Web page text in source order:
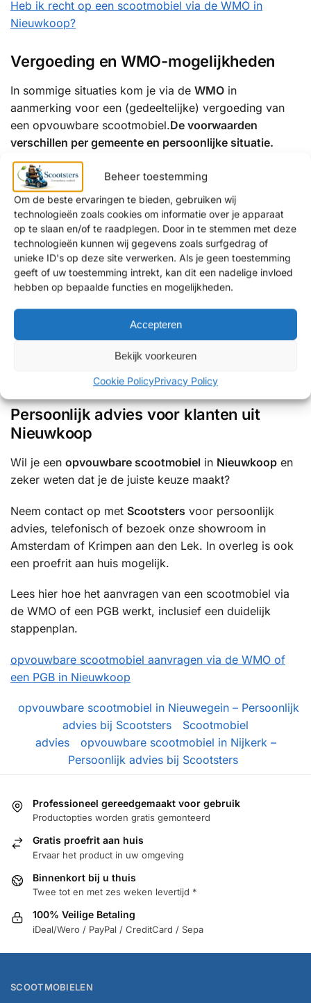
Beheer toestemming
Om de beste ervaringen te bieden, gebruiken wij
technologieën zoals cookies om informatie over je apparaat
op te slaan en/of te raadplegen. Door in te stemmen met deze
technologieën kunnen wij gegevens zoals surfgedrag of
unieke ID's op deze site verwerken. Als je geen toestemming
geeft of uw toestemming intrekt, kan dit een nadelige invloed
hebben op bepaalde functies en mogelijkheden.
Accepteren
Bekijk voorkeuren
Cookie PolicyPrivacy Policy
Heb ik recht op een scootmobiel via de WMO in
Nieuwkoop?
Vergoeding en WMO-mogelijkheden
In sommige situaties kom je via de WMO in
aanmerking voor een (gedeeltelijke) vergoeding van
een opvouwbare scootmobiel.De voorwaarden
verschillen per gemeente en persoonlijke situatie.
Wij informeren je graag over:
de mogelijkheden binnen de WMO
een eventuele eigen bijdrage
alternatieven als je aanvraag wordt afgewezen
Waarom kiezen klanten uit Nieuwkoop
voor Scootsters?
✔ Persoonlijk en eerlijk advies
✔ Showrooms met uitgebreide proefritmogelijkheden
✔ Uitgebreide ervaring met mobiliteitsoplossingen
✔ Betrouwbare service en uitstekende ondersteuning
Persoonlijk advies voor klanten uit
Nieuwkoop
Wil je een opvouwbare scootmobiel in Nieuwkoop en
zeker weten dat je de juiste keuze maakt?
Neem contact op met Scootsters voor persoonlijk
advies, telefonisch of bezoek onze showroom in
Amsterdam of Krimpen aan den Lek. In overleg is ook
een proefrit aan huis mogelijk.
Lees hier hoe het aanvragen van een scootmobiel via
de WMO of een PGB werkt, inclusief een duidelijk
stappenplan.
opvouwbare scootmobiel aanvragen via de WMO of
een PGB in Nieuwkoop
opvouwbare scootmobiel in Nieuwegein – Persoonlijk
advies bij Scootsters
Scootmobiel
advies
opvouwbare scootmobiel in Nijkerk –
Persoonlijk advies bij Scootsters
Professioneel gereedgemaakt voor gebruik
Productopties worden gratis gemonteerd
Gratis proefrit aan huis
Ervaar het product in uw omgeving
Binnenkort bij u thuis
Twee tot en met zes weken levertijd *
100% Veilige Betaling
iDeal/Wero / PayPal / CreditCard / Sepa
SCOOTMOBIELEN